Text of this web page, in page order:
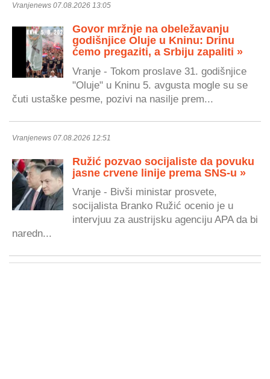
Vranjenews 07.08.2026 13:05
Govor mržnje na obeležavanju
godišnjice Oluje u Kninu: Drinu
ćemo pregaziti, a Srbiju zapaliti »
Vranje - Tokom proslave 31. godišnjice
"Oluje" u Kninu 5. avgusta mogle su se
čuti ustaške pesme, pozivi na nasilje prem...
Vranjenews 07.08.2026 12:51
Ružić pozvao socijaliste da povuku
jasne crvene linije prema SNS-u »
Vranje - Bivši ministar prosvete,
socijalista Branko Ružić ocenio je u
intervjuu za austrijsku agenciju APA da bi
naredn...